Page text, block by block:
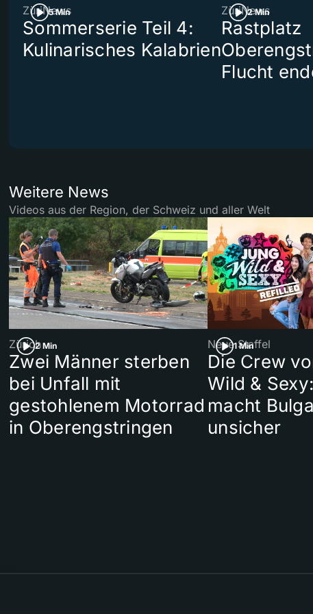
5 Min
ZüriNews
Sommerserie Teil 4:
Kulinarisches Kalabrien
2 Min
ZüriNews
Rastplatz
Flucht
Weitere News
Videos aus der Region, der Schweiz und aller Welt
2 Min
Zürich
Zwei Männer sterben
bei Unfall mit
gestohlenem Motorrad
in Oberengstringen
1 Min
Neue Staffel
Die Crew
Wild &
macht
unsicher